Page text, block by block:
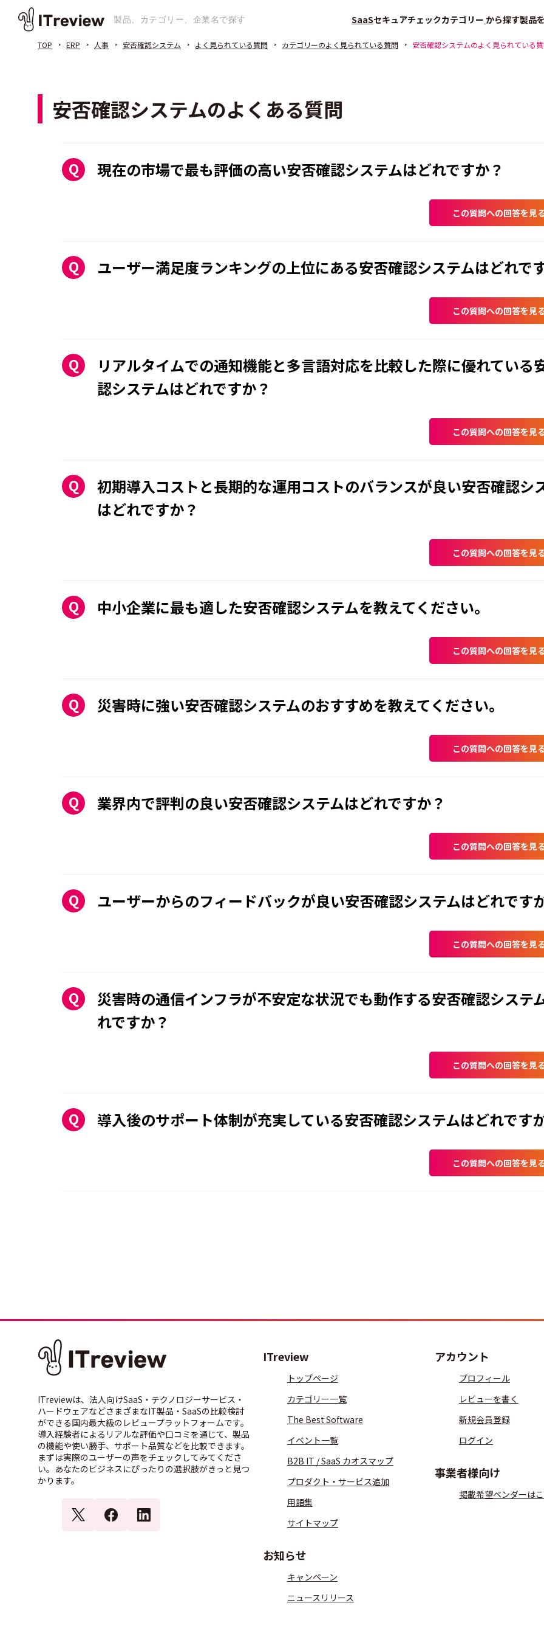
SaaSセキュアチェックカテゴリー から探す製品を
TOP ERP 人事 安否確認システム よく見られている質問 カテゴリーのよく見られている質問 安否確認システムのよく見られている
安否確認システムのよくある質問
現在の市場で最も評価の高い安否確認システムはどれですか？
この質問への回答を見
ユーザー満足度ランキングの上位にある安否確認システムはどれで
この質問への回答を見
リアルタイムでの通知機能と多言語対応を比較した際に優れている
認システムはどれですか？
この質問への回答を見
初期導入コストと長期的な運用コストのバランスが良い安否確認シ
はどれですか？
この質問への回答を見
中小企業に最も適した安否確認システムを教えてください。
この質問への回答を見
災害時に強い安否確認システムのおすすめを教えてください。
この質問への回答を見
業界内で評判の良い安否確認システムはどれですか？
この質問への回答を見
ユーザーからのフィードバックが良い安否確認システムはどれです
この質問への回答を見
災害時の通信インフラが不安定な状況でも動作する安否確認システ
れですか？
この質問への回答を見
導入後のサポート体制が充実している安否確認システムはどれです
この質問への回答を見
ITreviewは、法人向けSaaS・テクノロジーサービス・
ハードウェアなどさまざまなIT製品・SaaSの比較検討
ができる国内最大級のレビュープラットフォームです。
導入経験者によるリアルな評価や口コミを通じて、製品
の機能や使い勝手、サポート品質などを比較できます。
まずは実際のユーザーの声をチェックしてみてくださ
い。あなたのビジネスにぴったりの選択肢がきっと見つ
かります。
ITreview
トップページ
カテゴリー一覧
The Best Software
イベント一覧
B2B IT / SaaS カオスマップ
プロダクト・サービス追加
用語集
サイトマップ
お知らせ
キャンペーン
ニュースリリース
アカウント
プロフィール
レビューを書く
新規会員登録
ログイン
事業者様向け
掲載希望ベンダーは